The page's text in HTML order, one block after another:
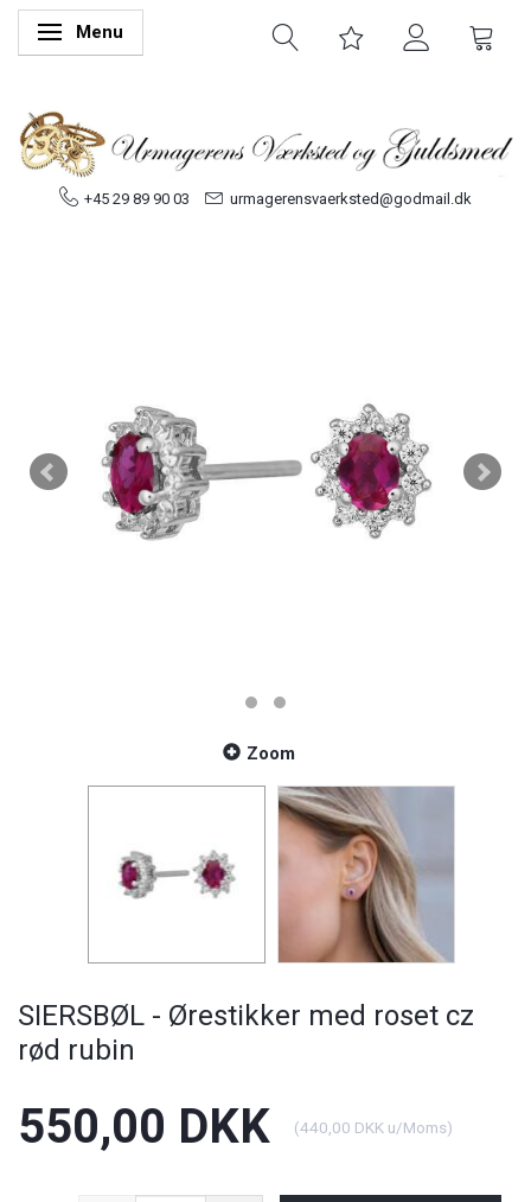
Skifte navigation
Menu
+45 29 89 90 03 urmagerensvaerksted@godmail.dk
Zoom
SIERSBØL - Ørestikker med roset cz
rød rubin
550,00 DKK (440,00 DKK u/Moms)